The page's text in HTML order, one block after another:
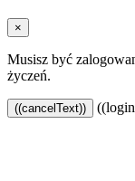
×
Musisz być
życzeń.
((cancelText))